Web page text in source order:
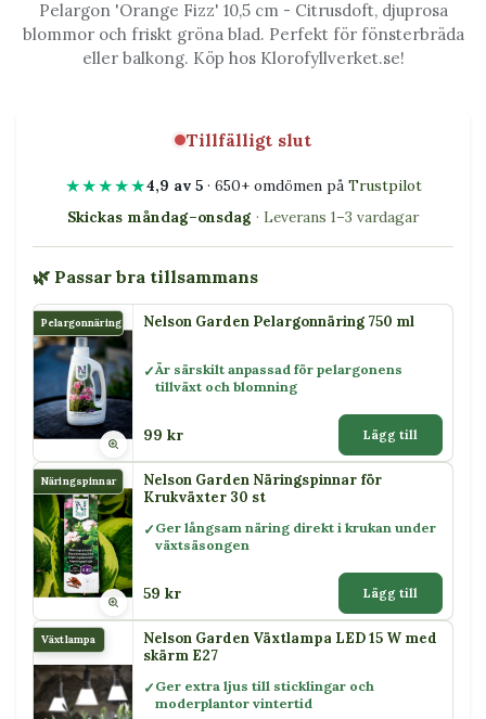
Pelargon 'Orange Fizz' 10,5 cm - Citrusdoft, djuprosa
blommor och friskt gröna blad. Perfekt för fönsterbräda
eller balkong. Köp hos Klorofyllverket.se!
Tillfälligt slut
★★★★★4,9 av 5· 650+ omdömen på Trustpilot
Skickas måndag–onsdag · Leverans 1–3 vardagar
🌿 Passar bra tillsammans
Pelargonnäring Nelson Garden Pelargonnäring 750 ml
Är särskilt anpassad för pelargonens
tillväxt och blomning
99 kr Lägg till
Näringspinnar
Nelson Garden Näringspinnar för
Krukväxter 30 st
Ger långsam näring direkt i krukan under
växtsäsongen
59 kr Lägg till
Växtlampa
Nelson Garden Växtlampa LED 15 W med
skärm E27
Ger extra ljus till sticklingar och
moderplantor vintertid